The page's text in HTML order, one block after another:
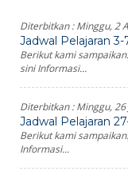
Diterbitkan :Minggu, 2
Jadwal Pelajaran
Berikut kami
sini Informasi...
Diterbitkan :Minggu, 26
Jadwal Pelajaran
Berikut kami
Informasi...